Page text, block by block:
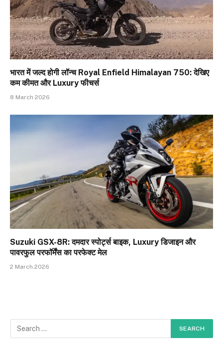
भारत में जल्द होगी लॉन्च Royal Enfield Himalayan 750: देखिए
कम कीमत और Luxury फीचर्स
8 March 2026
Suzuki GSX-8R: दमदार स्पोर्ट्स बाइक, Luxury डिजाइन और
पावरफुल परफॉर्मेंस का परफेक्ट मेल
2 March 2026